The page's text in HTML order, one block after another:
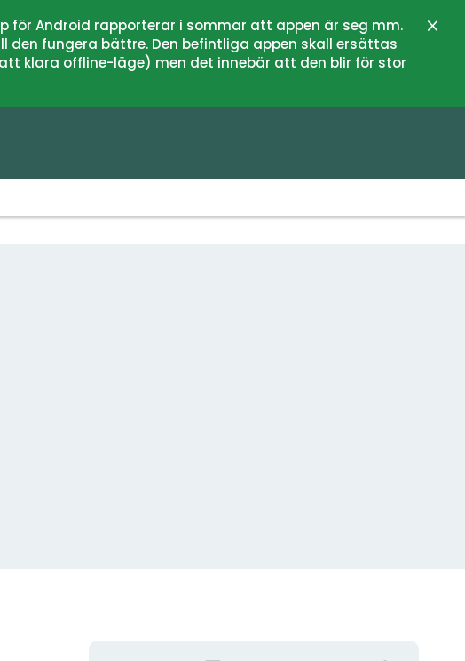
för Android rapporterar i sommar att appen är seg mm.
den fungera bättre. Den befintliga appen skall ersättas
klara offline-läge) men det innebär att den blir för stor